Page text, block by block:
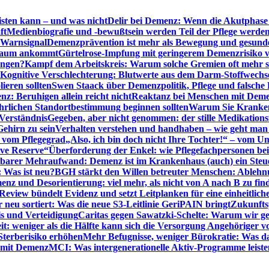
kann – und was nichtDelir bei Demenz: Wenn die
Medienbiografie und -bewußtsein werden Teil der Pflege werden
Demenzprävention ist mehr als Bewegung und
ankommtGürtelrose-Impfung mit geringerem Demenzrisiko
Kampf dem Arbeitskreis: Warum solche Gremien oft mehr
Kognitive Verschlechterung: Blutwerte aus dem Darm-
solltenSwen Staack über Demenzpolitik, Pflege und falsche
Beruhigen allein reicht nichtReaktanz bei Menschen mit
Standortbestimmung beginnen solltenWarum Sie
Gegeben, aber nicht genommen: der stille
zu seinVerhalten verstehen und handhaben – wie geht
Pflegegrad„Also, ich bin doch nicht Ihre Tochter!“ – vom
Reserve“Überforderung der Enkel: wie Pflegefachpersonen
Mehraufwand: Demenz ist im Krankenhaus (auch) ein
ist neu?BGH stärkt den Willen betreuter Menschen:
und Desorientierung: viel mehr, als nicht von A nach B zu
bündelt Evidenz und setzt Leitplanken für eine
neu sortiert: Was die neue S3-Leitlinie GeriPAIN bringt
und VerteidigungCaritas gegen Sawatzki-Schelte: Warum wir
weniger als die Hälfte kann sich die Versorgung Angehöriger
erhöhenMehr Befugnisse, weniger Bürokratie: Was
DemenzMCI: Was intergenerationelle Aktiv-Programme